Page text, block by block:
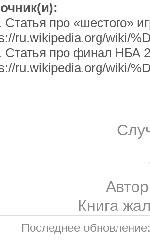
про «шестого»
ru.wikipedia.org/wiki/
про финал НБА
ru.wikipedia.org/wiki/
Книга
Последнее